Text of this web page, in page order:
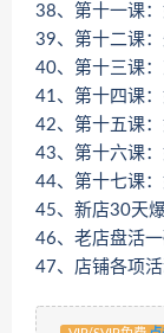
38、第十一课
39、第十二课
40、第十三课
41、第十四课
42、第十五课
43、第十六课
44、第十七课
45、新店30天
46、老店盘活
47、店铺各项